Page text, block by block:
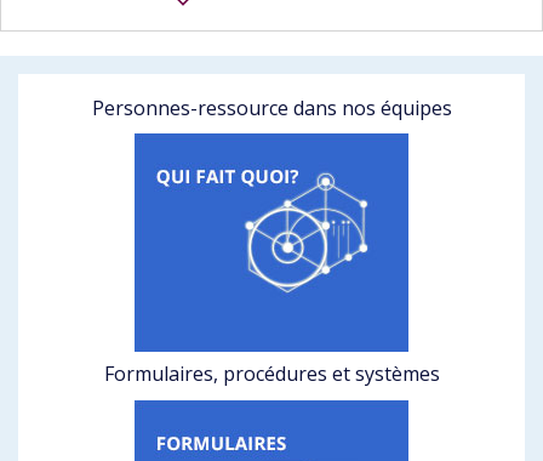
Personnes-ressource dans nos équipes
Formulaires, procédures et systèmes